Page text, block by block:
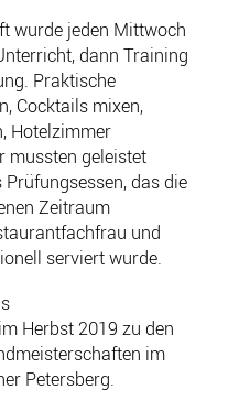
wurde jeden Mittwoch
dann Training
Praktische
Cocktails mixen,
Hotelzimmer
mussten geleistet
das die
Zeitraum
und
serviert wurde.
Herbst 2019 zu den
im
Petersberg.